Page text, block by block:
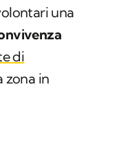
una
di
zona in